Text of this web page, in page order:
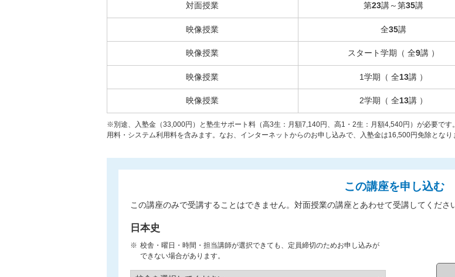
対面授業
映像授業
映像授業
映像授業
映像授業
第23講～第35講
全35講
スタート学期（ 全9講 ）
1学期（ 全13講 ）
2学期（ 全13講 ）
※別途、入塾金（33,000円）と塾生サポート料（高3生：月額7,140円、高1・2生：月額4,540円）が必要で
用料・システム利用料を含みます。なお、インターネットからのお申し込みで、入塾金は16,500円免除となり
この講座を申し込む
この講座のみで受講することはできません。対面授業の講座とあわせて受講してくださ
日本史
校舎・曜日・時間・担当講師が選択できても、定員締切のためお申し込みが
できない場合があります。